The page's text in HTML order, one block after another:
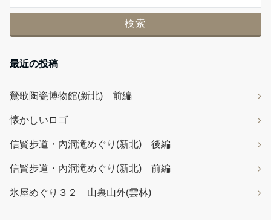
最近の投稿
鶯歌陶瓷博物館(新北) 前編
懐かしいロゴ
信賢步道・內洞滝めぐり(新北) 後編
信賢步道・內洞滝めぐり(新北) 前編
氷屋めぐり３２ 山裏山外(雲林)